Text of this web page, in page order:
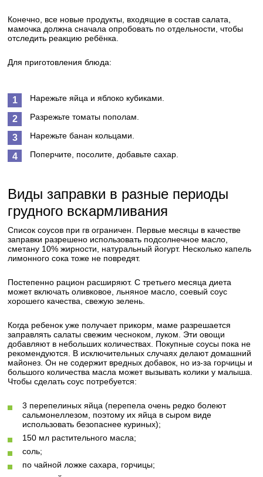
Конечно, все новые продукты, входящие в состав салата,
мамочка должна сначала опробовать по отдельности, чтобы
отследить реакцию ребёнка.
Для приготовления блюда:
Нарежьте яйца и яблоко кубиками.
Разрежьте томаты пополам.
Нарежьте банан кольцами.
Поперчите, посолите, добавьте сахар.
Виды заправки в разные периоды
грудного вскармливания
Список соусов при гв ограничен. Первые месяцы в качестве
заправки разрешено использовать подсолнечное масло,
сметану 10% жирности, натуральный йогурт. Несколько капель
лимонного сока тоже не повредят.
Постепенно рацион расширяют. С третьего месяца диета
может включать оливковое, льняное масло, соевый соус
хорошего качества, свежую зелень.
Когда ребенок уже получает прикорм, маме разрешается
заправлять салаты свежим чесноком, луком. Эти овощи
добавляют в небольших количествах. Покупные соусы пока не
рекомендуются. В исключительных случаях делают домашний
майонез. Он не содержит вредных добавок, но из-за горчицы и
большого количества масла может вызывать колики у малыша.
Чтобы сделать соус потребуется:
3 перепелиных яйца (перепела очень редко болеют
сальмонеллезом, поэтому их яйца в сыром виде
использовать безопаснее куриных);
150 мл растительного масла;
соль;
по чайной ложке сахара, горчицы;